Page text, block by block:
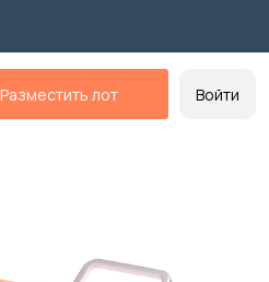
Разместить лот Войти